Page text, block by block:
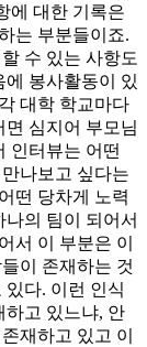
에 대한 기록은
는 부분들이죠.
수 있는 사항도
봉사활동이 있
대학 학교마다
심지어 부모님
인터뷰는 어떤
나보고 싶다는
떤 당차게 노력
의 팀이 되어서
서 이 부분은 이
이 존재하는 것
다. 이런 인식
하고 있느냐, 안
재하고 있고 이